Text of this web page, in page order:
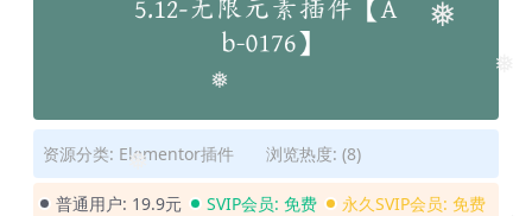
❅
❅
资源分类: Elementor插件 浏览热度: (8)
普通用户: 19.9元 SVIP会员: 免费 永久SVIP会员: 免费